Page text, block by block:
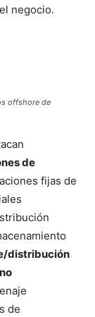
negocio.
offshore de
de
fijas de
distribución
de